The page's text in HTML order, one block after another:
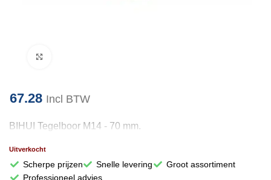
67.28 Incl BTW
BIHUI Tegelboor M14 - 70 mm.
Uitverkocht
Scherpe prijzen Snelle levering
Groot assortiment
Professioneel advies